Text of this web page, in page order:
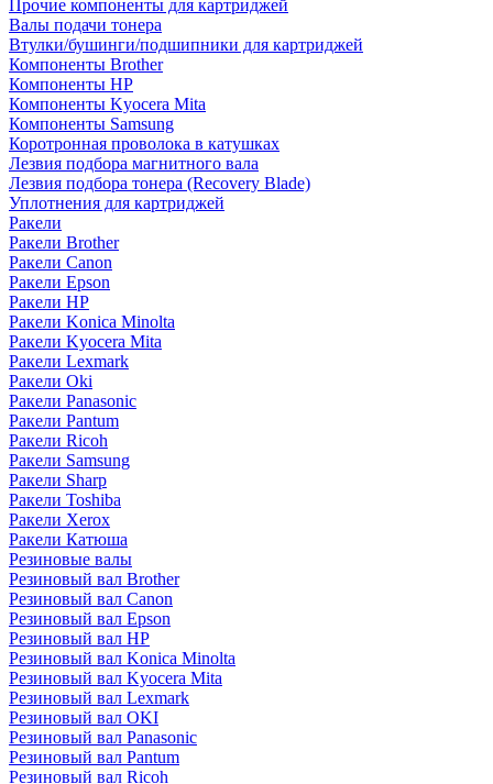
Прочие компоненты для картриджей
Валы подачи тонера
Втулки/бушинги/подшипники для картриджей
Компоненты Brother
Компоненты HP
Компоненты Kyocera Mita
Компоненты Samsung
Коротронная проволока в катушках
Лезвия подбора магнитного вала
Лезвия подбора тонера (Recovery Blade)
Уплотнения для картриджей
Ракели
Ракели Brother
Ракели Canon
Ракели Epson
Ракели HP
Ракели Konica Minolta
Ракели Kyocera Mita
Ракели Lexmark
Ракели Oki
Ракели Panasonic
Ракели Pantum
Ракели Ricoh
Ракели Samsung
Ракели Sharp
Ракели Toshiba
Ракели Xerox
Ракели Катюша
Резиновые валы
Резиновый вал Brother
Резиновый вал Canon
Резиновый вал Epson
Резиновый вал HP
Резиновый вал Konica Minolta
Резиновый вал Kyocera Mita
Резиновый вал Lexmark
Резиновый вал OKI
Резиновый вал Panasonic
Резиновый вал Pantum
Резиновый вал Ricoh